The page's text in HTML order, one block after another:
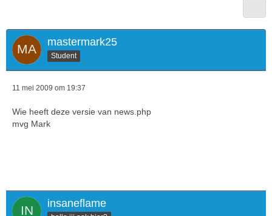
mastermark25
Student
11 mei 2009 om 19:37
Wie heeft deze versie van news.php
mvg Mark
insaneflame